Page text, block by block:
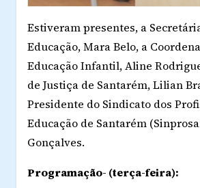
Estiveram presentes, a
Educação, Mara Belo, a
Educação Infantil, Aline
de Justiça de Santarém, Lilian
Presidente do Sindicato dos
Educação de Santarém
Gonçalves.
Programação- (terça-feira):